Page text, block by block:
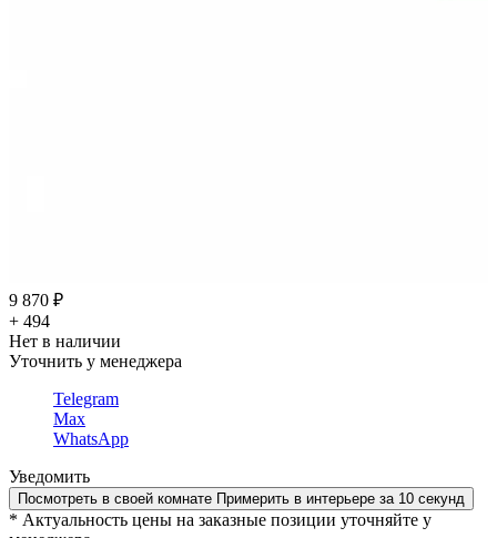
9 870 ₽
+ 494
Нет в наличии
Уточнить у менеджера
Telegram
Max
WhatsApp
Уведомить
Посмотреть в своей комнате Примерить в интерьере за 10 секунд
* Актуальность цены на заказные позиции уточняйте у